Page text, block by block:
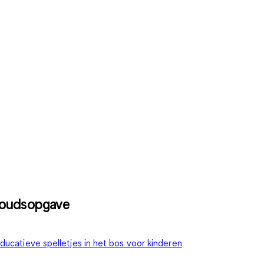
spelletjes in het bos voor kinderen